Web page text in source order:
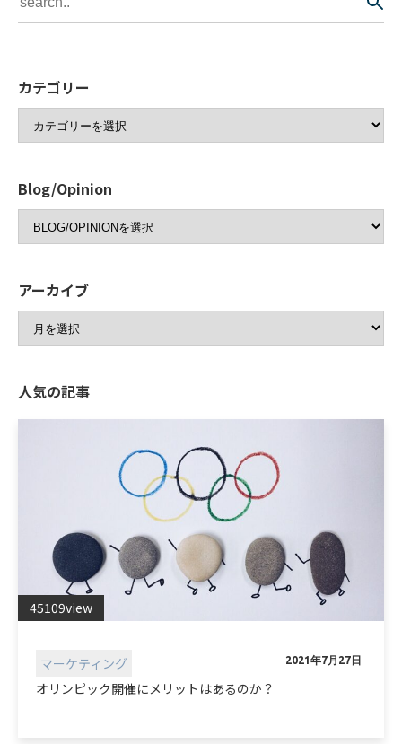
カテゴリー
Blog/Opinion
アーカイブ
人気の記事
45109view
マーケティング 2021年7月27日
オリンピック開催にメリットはあるのか？